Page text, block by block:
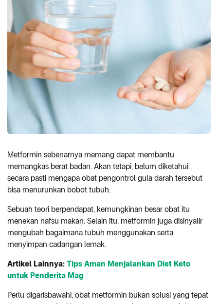
Metformin sebenarnya memang dapat membantu
memangkas berat badan. Akan tetapi, belum diketahui
secara pasti mengapa obat pengontrol gula darah tersebut
bisa menurunkan bobot tubuh.
Sebuah teori berpendapat, kemungkinan besar obat itu
menekan nafsu makan. Selain itu, metformin juga disinyalir
mengubah bagaimana tubuh menggunakan serta
menyimpan cadangan lemak.
Artikel Lainnya: Tips Aman Menjalankan Diet Keto
untuk Penderita Mag
Perlu digarisbawahi, obat metformin bukan solusi yang tepat